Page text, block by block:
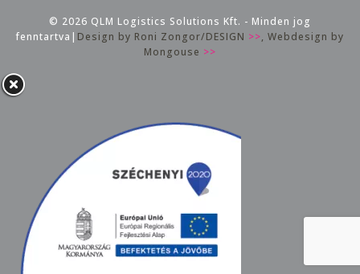
© 2026 QLM Logistics Solutions Kft. - Minden jog
fenntartva| Design by Roni Zongor/DESIGN >>, Webdesign by
Mongouse >>